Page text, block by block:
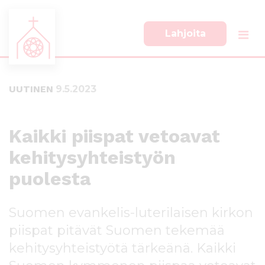
Lahjoita
UUTINEN 9.5.2023
Kaikki piispat vetoavat
kehitysyhteistyön
puolesta
Suomen evankelis-luterilaisen kirkon
piispat pitävät Suomen tekemää
kehitysyhteistyötä tärkeänä. Kaikki